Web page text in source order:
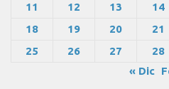
11
12 13 14
18
19 20 21
25
26 27 28
« Dic